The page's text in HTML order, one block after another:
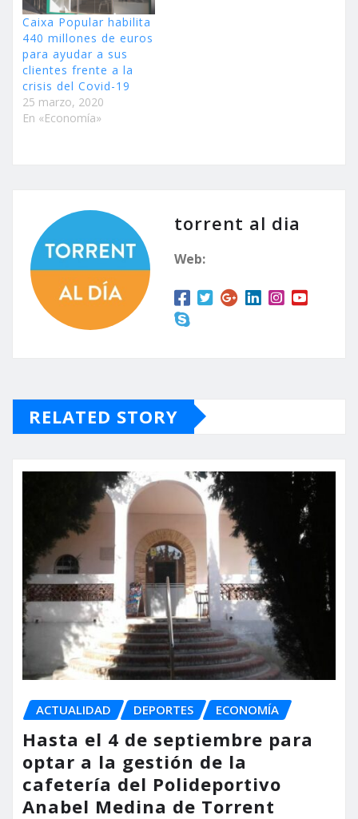
Caixa Popular habilita
440 millones de euros
para ayudar a sus
clientes frente a la
crisis del Covid-19
25 marzo, 2020
En «Economía»
torrent al dia
Web:
RELATED STORY
ACTUALIDAD DEPORTES ECONOMÍA
Hasta el 4 de septiembre para
optar a la gestión de la
cafetería del Polideportivo
Anabel Medina de Torrent